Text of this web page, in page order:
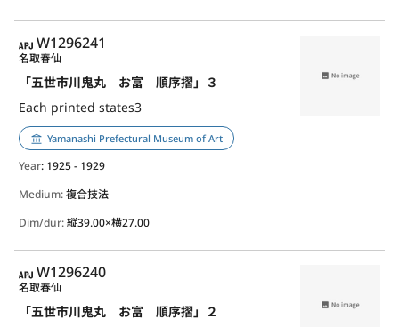
APJ
W1296241
「五世市川鬼丸 お富 順序摺」３
Each printed states3
名取春仙
Yamanashi Prefectural Museum of Art
Year: 1925 - 1929
Medium:複合技法
Dim/dur:縦39.00×横27.00
APJ
W1296240
「五世市川鬼丸 お富 順序摺」２
名取春仙